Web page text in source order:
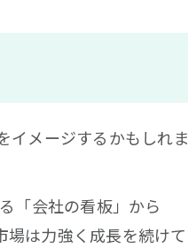
イメージするかもしれま
「会社の看板」から
場は力強く成長を続けて